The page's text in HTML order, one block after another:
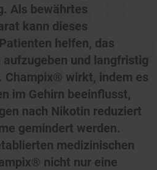
Als bewährtes
kann dieses
helfen, das
aufzugeben und langfristig
Champix® wirkt, indem es
im Gehirn beeinflusst,
nach Nikotin reduziert
gemindert werden.
medizinischen
nicht nur eine